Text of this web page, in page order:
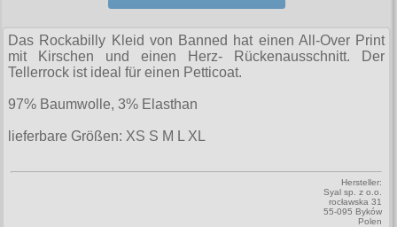
Männerhosen
Männerjacken & Westen
Männermäntel
Männershirts kurzam
Männershirts langarm
Ohrhänger
Rune Charms
für die Haare
Brandit
Burleska
Collectif
Cup Cake Cult
M
L
XL
XXL
XXXL
XXXXL
Festivals
Wave Gotik Treffen
Kleidung
--------------
Social Media:
Das Rockabilly Kleid von Banned hat einen All-Over Print
mit Kirschen und einen Herz- Rückenausschnitt. Der
Tellerrock ist ideal für einen Petticoat.
97% Baumwolle, 3% Elasthan
lieferbare Größen: XS S M L XL
Hersteller:
Syal sp. z o.o.
rocławska 31
55-095 Byków
Polen